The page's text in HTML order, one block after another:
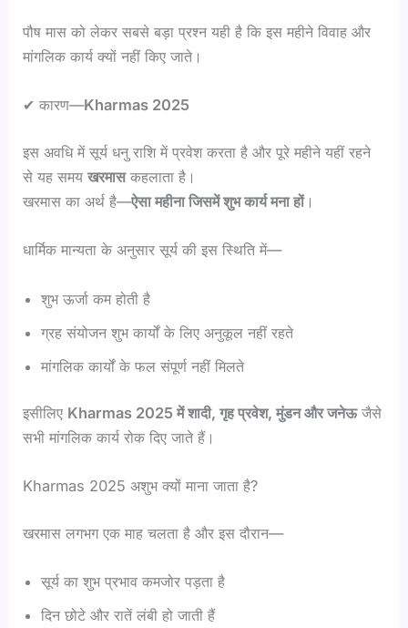
पौष मास को लेकर सबसे बड़ा प्रश्न यही है कि इस महीने विवाह और
मांगलिक कार्य क्यों नहीं किए जाते।
✔ कारण—Kharmas 2025
इस अवधि में सूर्य धनु राशि में प्रवेश करता है और पूरे महीने यहीं रहने
से यह समयखरमासकहलाता है।
खरमास का अर्थ है—ऐसा महीना जिसमें शुभ कार्य मना हों।
धार्मिक मान्यता के अनुसार सूर्य की इस स्थिति में—
शुभ ऊर्जा कम होती है
ग्रह संयोजन शुभ कार्यों के लिए अनुकूल नहीं रहते
मांगलिक कार्यों के फल संपूर्ण नहीं मिलते
इसीलिए Kharmas 2025 में शादी, गृह प्रवेश, मुंडन और जनेऊजैसे
सभी मांगलिक कार्य रोक दिए जाते हैं।
Kharmas 2025 अशुभ क्यों माना जाता है?
खरमास लगभग एक माह चलता है और इस दौरान—
सूर्य का शुभ प्रभाव कमजोर पड़ता है
दिन छोटे और रातें लंबी हो जाती हैं